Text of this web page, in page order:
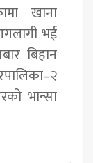
खाना
भई
बिहान
भान्सा